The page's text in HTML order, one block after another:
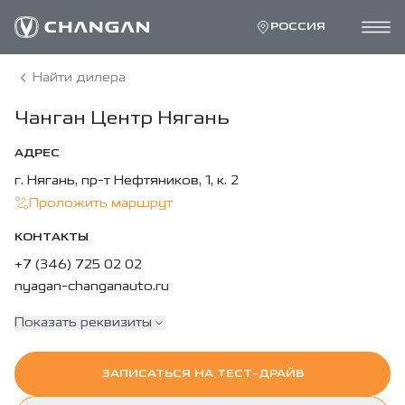
РОССИЯ
Найти дилера
Чанган Центр Нягань
АДРЕС
г. Нягань, пр-т Нефтяников, 1, к. 2
Проложить маршрут
КОНТАКТЫ
+7 (346) 725 02 02
nyagan-changanauto.ru
Показать реквизиты
ЗАПИСАТЬСЯ НА ТЕСТ-ДРАЙВ